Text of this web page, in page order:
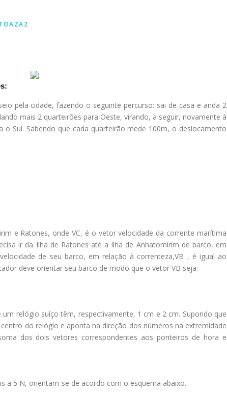
pela cidade, fazendo o seguinte percurso: sai de casa e anda 2
mais 2 quarteirões para Oeste, virando, a seguir, novamente à
o Sul. Sabendo que cada quarteirão mede 100m, o deslocamento
e Ratones, onde VC, é o vetor velocidade da corrente marítima
ir da Ilha de Ratones até a Ilha de Anhatomirim de barco, em
de seu barco, em relação à correnteza,VB , é igual ao
deve orientar seu barco de modo que o vetor VB seja:
relógio suíço têm, respectivamente, 1 cm e 2 cm. Supondo que
do relógio e aponta na direção dos números na extremidade
dos dois vetores correspondentes aos ponteiros de hora e
a 5 N, orientam-se de acordo com o esquema abaixo.